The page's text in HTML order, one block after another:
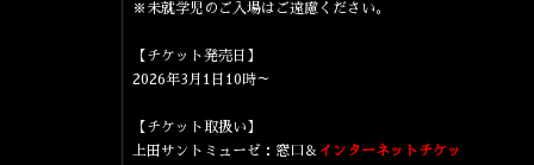
※未就学児のご入場はご遠慮ください。
【チケット発売日】
2026年3月1日10時～
【チケット取扱い】
上田サントミューゼ：窓口＆ インターネットチケッ